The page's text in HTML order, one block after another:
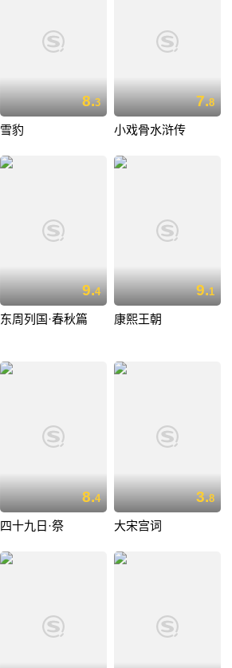
8.3
雪豹
7.8
小戏骨水浒传
9.4
东周列国·春秋篇
9.1
康熙王朝
8.4
四十九日·祭
3.8
大宋宫词